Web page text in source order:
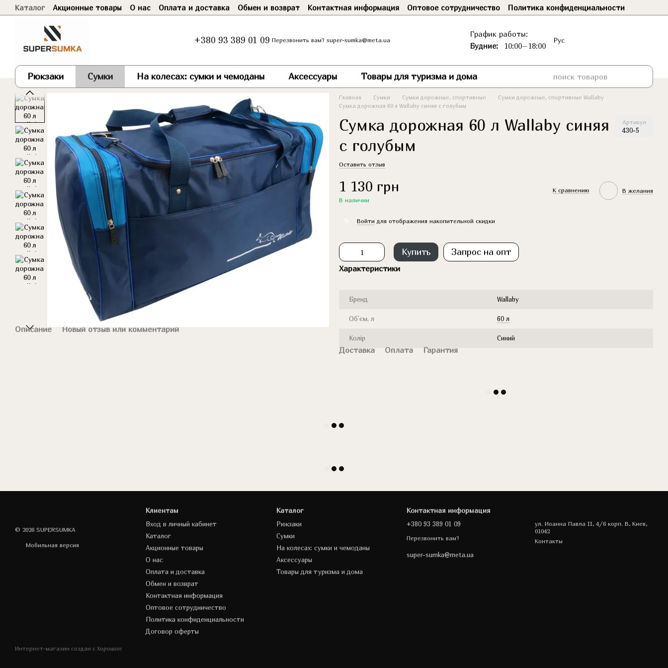
Перейти к основному контенту
Каталог Акционные товары О нас Оплата и доставка Обмен и возврат Контактная информация Оптовое сотрудничество
Политика конфиденциальности
+380 93 389 01 09 Перезвонить вам? super-sumka@meta.ua
График работы:
Будние:
10:00–18:00
Рус
Рюкзаки Сумки На колесах: сумки и чемоданы Аксессуары Товары для туризма и дома
Описание Новый отзыв или комментарий
Главная Сумки Сумки дорожные, спортивные
Сумки дорожные, спортивные Wallaby
Сумка дорожная 60 л Wallaby синяя с голубым
Сумка дорожная 60 л Wallaby синяя
с голубым
Артикул
430-5
Оставить отзыв
1 130 грн
В наличии
К сравнению В желания
Войти для отображения накопительной скидки
Купить Запрос на опт
Характеристики
Бренд Wallaby
Об'єм, л 60 л
Колір Синий
Доставка Оплата Гарантия
© 2026 SUPERSUMKA
Мобильная версия
Интернет-магазин создан с Хорошоп
Клиентам
Вход в личный кабинет
Каталог
Акционные товары
О нас
Оплата и доставка
Обмен и возврат
Контактная информация
Оптовое сотрудничество
Политика конфиденциальности
Договор оферты
Каталог
Рюкзаки
Сумки
На колесах: сумки и чемоданы
Аксессуары
Товары для туризма и дома
Контактная информация
+380 93 389 01 09
Перезвонить вам?
super-sumka@meta.ua
ул. Иоанна Павла II, 4/6 корп. В, Киев,
01042
Контакты